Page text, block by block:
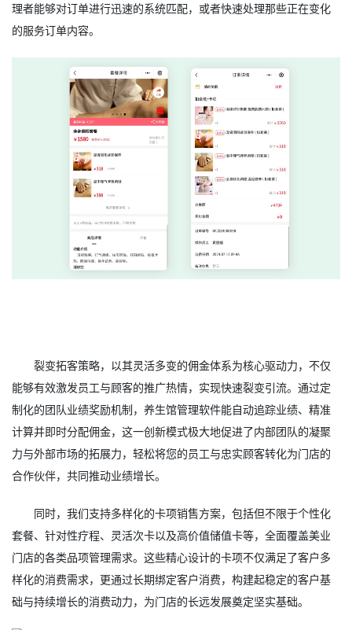
理者能够对订单进行迅速的系统匹配，或者快速处理那些正在变化
的服务订单内容。
裂变拓客策略，以其灵活多变的佣金体系为核心驱动力，不仅
能够有效激发员工与顾客的推广热情，实现快速裂变引流。通过定
制化的团队业绩奖励机制，养生馆管理软件能自动追踪业绩、精准
计算并即时分配佣金，这一创新模式极大地促进了内部团队的凝聚
力与外部市场的拓展力，轻松将您的员工与忠实顾客转化为门店的
合作伙伴，共同推动业绩增长。
同时，我们支持多样化的卡项销售方案，包括但不限于个性化
套餐、针对性疗程、灵活次卡以及高价值储值卡等，全面覆盖美业
门店的各类品项管理需求。这些精心设计的卡项不仅满足了客户多
样化的消费需求，更通过长期绑定客户消费，构建起稳定的客户基
础与持续增长的消费动力，为门店的长远发展奠定坚实基础。